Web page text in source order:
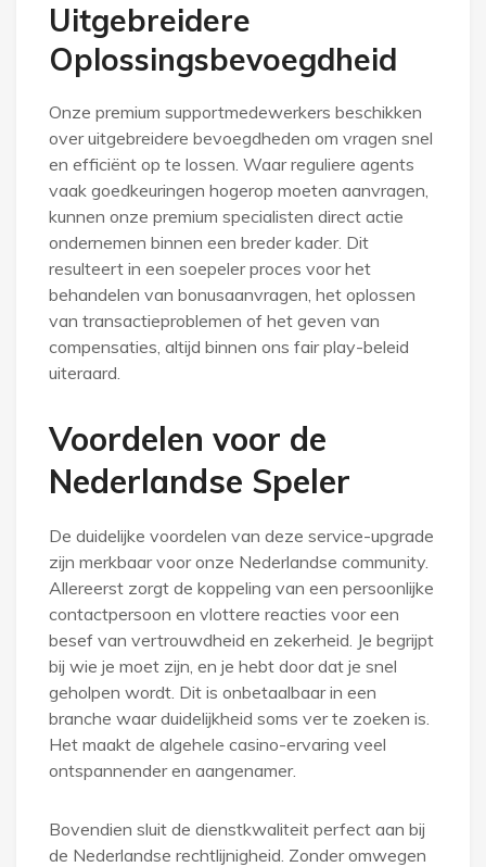
Uitgebreidere
Oplossingsbevoegdheid
Onze premium supportmedewerkers beschikken
over uitgebreidere bevoegdheden om vragen snel
en efficiënt op te lossen. Waar reguliere agents
vaak goedkeuringen hogerop moeten aanvragen,
kunnen onze premium specialisten direct actie
ondernemen binnen een breder kader. Dit
resulteert in een soepeler proces voor het
behandelen van bonusaanvragen, het oplossen
van transactieproblemen of het geven van
compensaties, altijd binnen ons fair play-beleid
uiteraard.
Voordelen voor de
Nederlandse Speler
De duidelijke voordelen van deze service-upgrade
zijn merkbaar voor onze Nederlandse community.
Allereerst zorgt de koppeling van een persoonlijke
contactpersoon en vlottere reacties voor een
besef van vertrouwdheid en zekerheid. Je begrijpt
bij wie je moet zijn, en je hebt door dat je snel
geholpen wordt. Dit is onbetaalbaar in een
branche waar duidelijkheid soms ver te zoeken is.
Het maakt de algehele casino-ervaring veel
ontspannender en aangenamer.
Bovendien sluit de dienstkwaliteit perfect aan bij
de Nederlandse rechtlijnigheid. Zonder omwegen